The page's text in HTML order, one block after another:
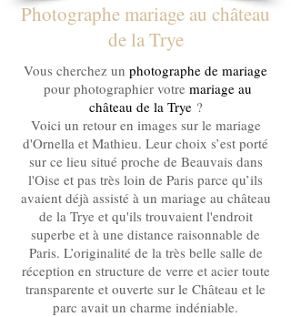
Photographe mariage au château
de la Trye
Vous cherchez un photographe de mariage
pour photographier votre mariage au
château de la Trye ?
Voici un retour en images sur le mariage
d'Ornella et Mathieu. Leur choix s’est porté
sur ce lieu situé proche de Beauvais dans
l'Oise et pas très loin de Paris parce qu’ils
avaient déjà assisté à un mariage au château
de la Trye et qu'ils trouvaient l'endroit
superbe et à une distance raisonnable de
Paris. L’originalité de la très belle salle de
réception en structure de verre et acier toute
transparente et ouverte sur le Château et le
parc avait un charme indéniable.